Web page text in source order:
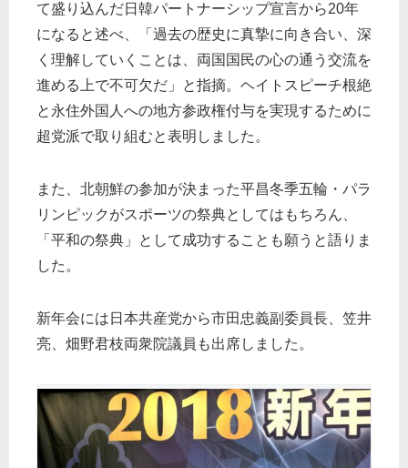
て盛り込んだ日韓パートナーシップ宣言から20年
になると述べ、「過去の歴史に真摯に向き合い、深
く理解していくことは、両国国民の心の通う交流を
進める上で不可欠だ」と指摘。ヘイトスピーチ根絶
と永住外国人への地方参政権付与を実現するために
超党派で取り組むと表明しました。
また、北朝鮮の参加が決まった平昌冬季五輪・パラ
リンピックがスポーツの祭典としてはもちろん、
「平和の祭典」として成功することも願うと語りま
した。
新年会には日本共産党から市田忠義副委員長、笠井
亮、畑野君枝両衆院議員も出席しました。